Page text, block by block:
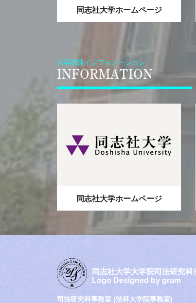
2025.9.29 お知らせ
同志社大学ホームページ
大学関連インフォメーション
INFORMATION
同志社大学ホームページ
同志社大学大学院司法研究科
Logo Designed by gram
司法研究科事務室 (法科大学院事務室)